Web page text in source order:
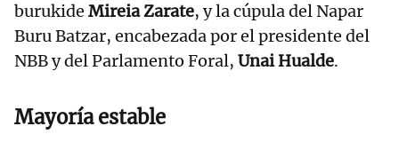
burukide Mireia Zarate, y la cúpula del Napar
Buru Batzar, encabezada por el presidente del
NBB y del Parlamento Foral, Unai Hualde.
Mayoría estable